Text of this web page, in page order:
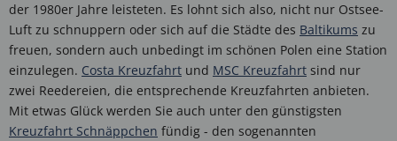
der 1980er Jahre leisteten. Es lohnt sich also, nicht nur Ostsee-
Luft zu schnuppern oder sich auf die Städte des Baltikums zu
freuen, sondern auch unbedingt im schönen Polen eine Station
einzulegen. Costa Kreuzfahrt und MSC Kreuzfahrt sind nur
zwei Reedereien, die entsprechende Kreuzfahrten anbieten.
Mit etwas Glück werden Sie auch unter den günstigsten
Kreuzfahrt Schnäppchen fündig - den sogenannten